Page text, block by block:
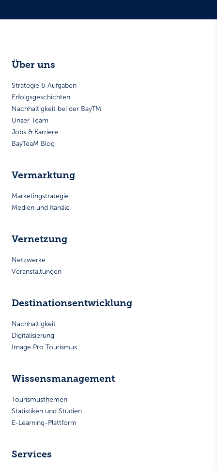
Über uns
Strategie & Aufgaben
Erfolgsgeschichten
Nachhaltigkeit bei der BayTM
Unser Team
Jobs & Karriere
BayTeaM Blog
Vermarktung
Marketingstrategie
Medien und Kanäle
Vernetzung
Netzwerke
Veranstaltungen
Destinationsentwicklung
Nachhaltigkeit
Digitalisierung
Image Pro Tourismus
Wissensmanagement
Tourismusthemen
Statistiken und Studien
E-Learning-Plattform
Services